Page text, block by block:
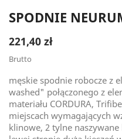
SPODNIE
221,40 zł
Brutto
męskie spodnie robocze z
washed" połączonego z
materiału CORDURA,
miejscach wymagających
klinowe, 2 tylne